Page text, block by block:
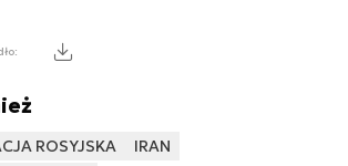
ROSYJSKA
IRAN